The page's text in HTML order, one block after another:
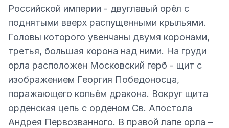
Российской империи - двуглавый орёл с
поднятыми вверх распущенными крыльями.
Головы которого увенчаны двумя коронами,
третья, большая корона над ними. На груди
орла расположен Московский герб - щит с
изображением Георгия Победоносца,
поражающего копьём дракона. Вокруг щита
орденская цепь с орденом Св. Апостола
Андрея Первозванного. В правой лапе орла –